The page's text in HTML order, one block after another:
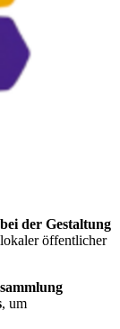
der Gestaltung
öffentlicher
, um